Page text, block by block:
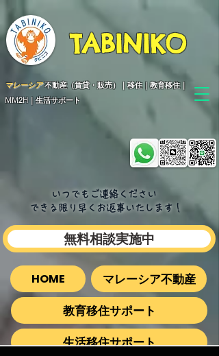
TABINIKO
マレーシア不動産（賃貸・販売）｜移住｜教育移住｜
MM2H｜生活サポート
いつでもご連絡ください
できる限り早くお返事いたします​！
無料相談実施中
HOME
マレーシア不動産
教育移住サポート
生活移住サポート